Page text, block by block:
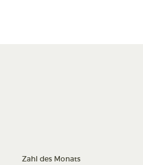
Zahl des Monats